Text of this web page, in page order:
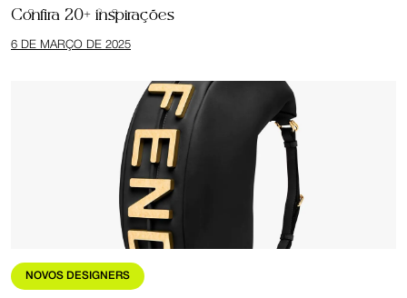
Confira 20+ inspirações
6 DE MARÇO DE 2025
NOVOS DESIGNERS